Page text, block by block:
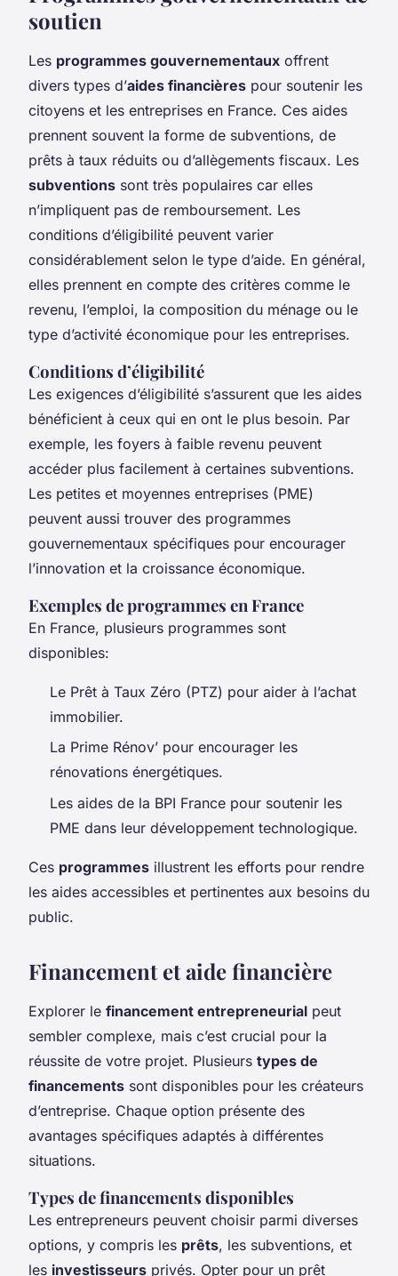
soutien
Les programmes gouvernementaux offrent
divers types d’aides financières pour soutenir les
citoyens et les entreprises en France. Ces aides
prennent souvent la forme de subventions, de
prêts à taux réduits ou d’allègements fiscaux. Les
subventions sont très populaires car elles
n’impliquent pas de remboursement. Les
conditions d’éligibilité peuvent varier
considérablement selon le type d’aide. En général,
elles prennent en compte des critères comme le
revenu, l’emploi, la composition du ménage ou le
type d’activité économique pour les entreprises.
Conditions d’éligibilité
Les exigences d’éligibilité s’assurent que les aides
bénéficient à ceux qui en ont le plus besoin. Par
exemple, les foyers à faible revenu peuvent
accéder plus facilement à certaines subventions.
Les petites et moyennes entreprises (PME)
peuvent aussi trouver des programmes
gouvernementaux spécifiques pour encourager
l’innovation et la croissance économique.
Exemples de programmes en France
En France, plusieurs programmes sont
disponibles:
Le Prêt à Taux Zéro (PTZ) pour aider à l’achat
immobilier.
La Prime Rénov’ pour encourager les
rénovations énergétiques.
Les aides de la BPI France pour soutenir les
PME dans leur développement technologique.
Ces programmes illustrent les efforts pour rendre
les aides accessibles et pertinentes aux besoins du
public.
Financement et aide financière
Explorer le financement entrepreneurial peut
sembler complexe, mais c’est crucial pour la
réussite de votre projet. Plusieurs types de
financements sont disponibles pour les créateurs
d’entreprise. Chaque option présente des
avantages spécifiques adaptés à différentes
situations.
Types de financements disponibles
Les entrepreneurs peuvent choisir parmi diverses
options, y compris les prêts, les subventions, et
les investisseurs privés. Opter pour un prêt